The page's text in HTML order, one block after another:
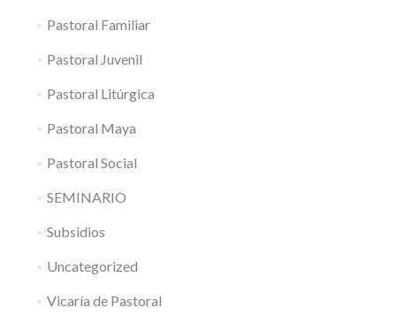
Pastoral Familiar
Pastoral Juvenil
Pastoral Litúrgica
Pastoral Maya
Pastoral Social
SEMINARIO
Subsidios
Uncategorized
Vicaría de Pastoral